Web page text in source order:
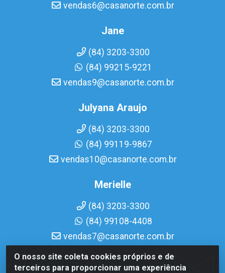
O nosso site coleta cookies próprios e de
terceiros para proporcionar uma experiência
vendas6@casanorte.com.br
Jane
(84) 3203-3300
(84) 99215-9221
vendas9@casanorte.com.br
Julyana Araujo
(84) 3203-3300
(84) 99119-9867
vendas10@casanorte.com.br
Merielle
(84) 3203-3300
(84) 99108-4408
vendas7@casanorte.com.br
Casa Norte LTDA - Av. Interventor Mário Câmara, 1815 -